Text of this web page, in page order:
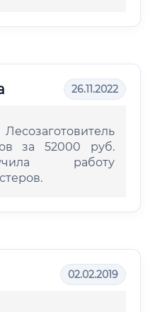
26.11.2022
за 52000 руб.
работу
02.02.2019